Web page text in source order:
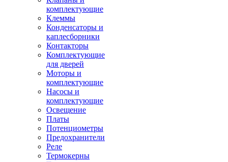
комплектующие
Клеммы
Конденсаторы и
каплесборники
Контакторы
Комплектующие
для дверей
Моторы и
комплектующие
Насосы и
комплектующие
Освещение
Платы
Потенциометры
Предохранители
Реле
Термокерны